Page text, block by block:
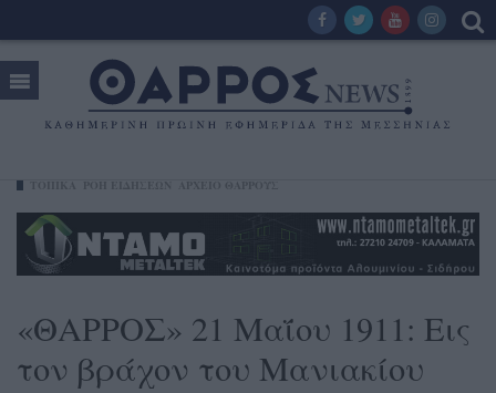
«ΘΑΡΡΟΣ» 21 Μαΐου 1911: Εις
τον βράχον του Μανιακίου